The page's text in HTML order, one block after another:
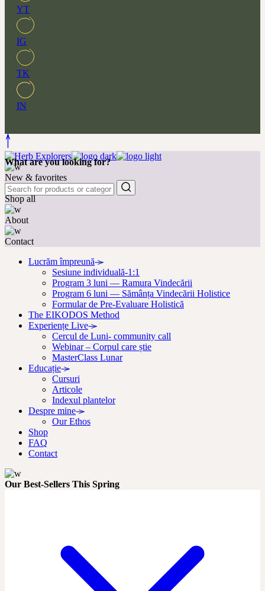
YT
IG
TK
IN
What are you looking for?
New & favorites
Shop all
About
Contact
Lucrăm împreună
Sesiune individuală-1:1
Program 3 luni — Ramura Vindecării
Program 6 luni — Sămânța Vindecării Holistice
Formular de Pre-Evaluare Holistică
The EIKODOS Method
Experiențe Live
Cercul de Luni- community call
Webinar – Corpul care știe
MasterClass Lunar
Educație
Cursuri
Articole
Indexul plantelor
Despre mine
Our Ethos
Shop
FAQ
Contact
Our Best-Sellers This Spring